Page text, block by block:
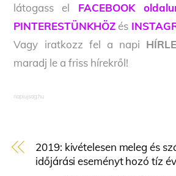
látogass el FACEBOOK
PINTERESTÜNKHÖZ és
Vagy iratkozz fel a napi
maradj le a friss hírekről!
napiujsag.hu
2019: kivételesen meleg és
időjárási eseményt hozó tíz